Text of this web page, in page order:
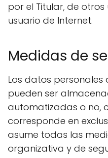
por el Titular, de
usuario de Internet.
Medidas de
Los datos personales
pueden ser
automatizadas o no,
corresponde en
asume todas las
organizativa y de